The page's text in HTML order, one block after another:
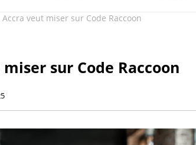
Accra veut miser sur Code Raccoon
sur Code Raccoon